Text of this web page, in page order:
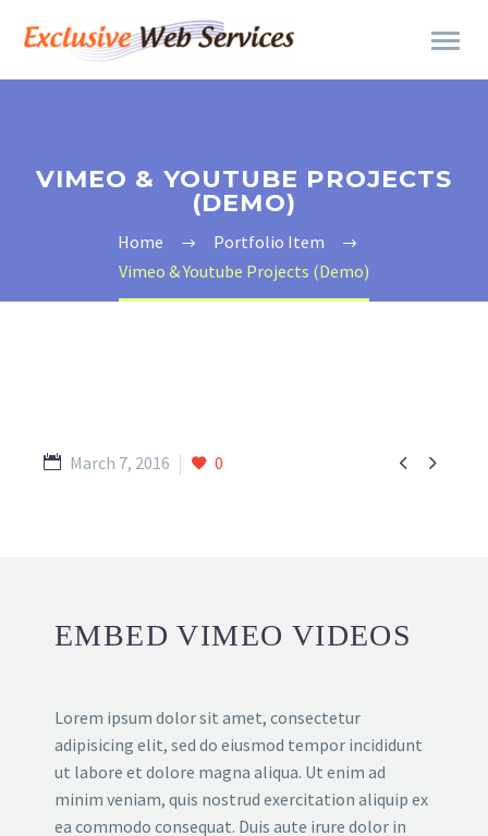
VIMEO & YOUTUBE PROJECTS
(DEMO)
Home
Portfolio Item
Vimeo & Youtube Projects (Demo)
 
March 7, 2016 0
EMBED VIMEO VIDEOS
Lorem ipsum dolor sit amet, consectetur
adipisicing elit, sed do eiusmod tempor incididunt
ut labore et dolore magna aliqua. Ut enim ad
minim veniam, quis nostrud exercitation aliquip ex
ea commodo consequat. Duis aute irure dolor in